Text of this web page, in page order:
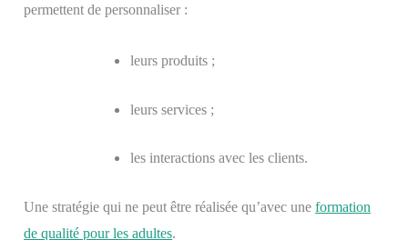
permettent de personnaliser :
leurs produits ;
leurs services ;
les interactions avec les clients.
Une stratégie qui ne peut être réalisée qu’avec uneformation
de qualité pour les adultes.